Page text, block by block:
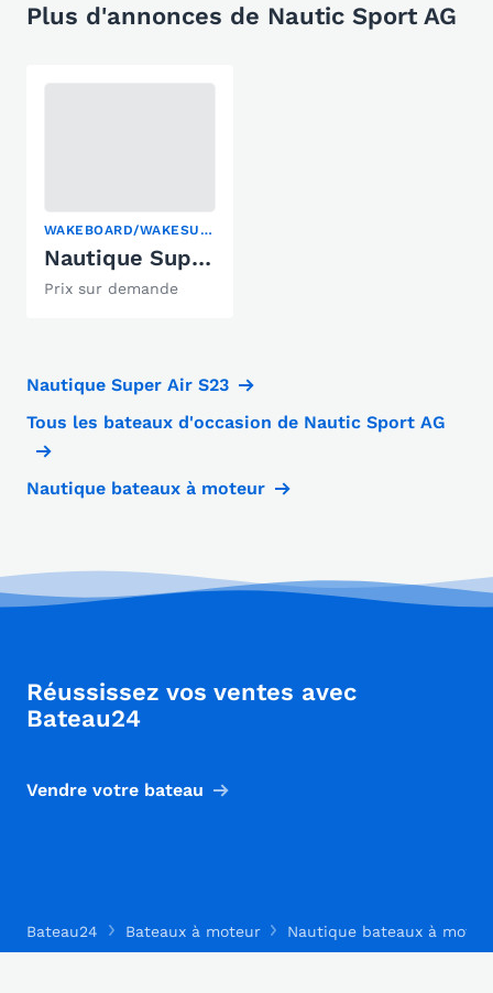
Plus d'annonces de Nautic Sport AG
WAKEBOARD/WAKESURF
Nautique Super Air S21
Prix sur demande
Nautique Super Air S23
Tous les bateaux d'occasion de Nautic Sport AG
Nautique bateaux à moteur
Réussissez vos ventes avec
Bateau24
Vendre votre bateau
Bateau24 Bateaux à moteur Nautique bateaux à